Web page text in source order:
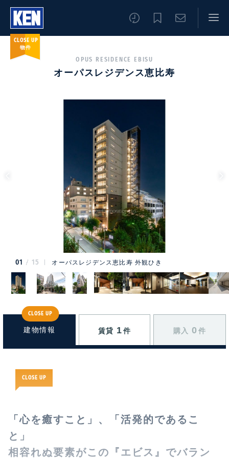
CLOSE UP
物件
OPUS RESIDENCE EBISU
オーパスレジデンス恵比寿
01 15 オーパスレジデンス恵比寿 外観ひき
CLOSE UP
建物情報 賃貸 1 件 購入 0 件
CLOSE UP
「心を癒すこと」、「活発的であるこ
と」
相容れぬ要素がこの『エビス』でバラン